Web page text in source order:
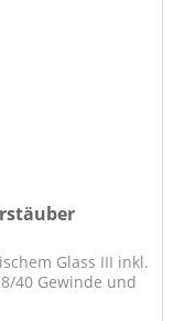
Glass III inkl.
40 Gewinde und